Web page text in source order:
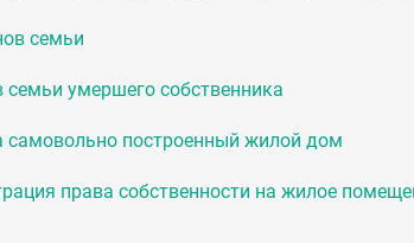
семьи
семьи умершего собственника
самовольно построенный жилой дом
права собственности на жилое